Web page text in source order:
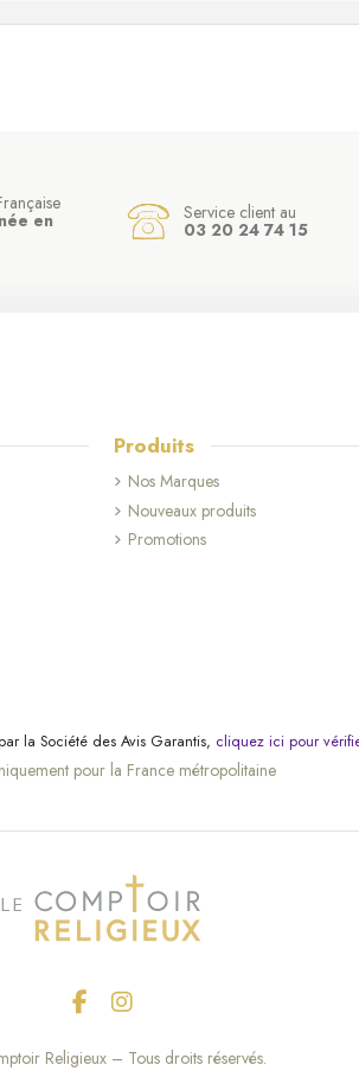
en Service client au
03 20 24 74 15
Produits
Nos Marques
Nouveaux produits
Promotions
la Société des Avis Garantis, cliquez ici pour
pour la France métropolitaine
Religieux – Tous droits réservés.